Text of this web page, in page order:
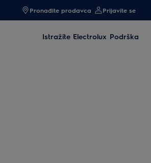
Pronađite prodavca Prijavite se
Istražite Electrolux Podrška